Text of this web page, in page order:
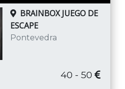
BRAINBOX JUEGO DE
ESCAPE
Pontevedra
40 - 50